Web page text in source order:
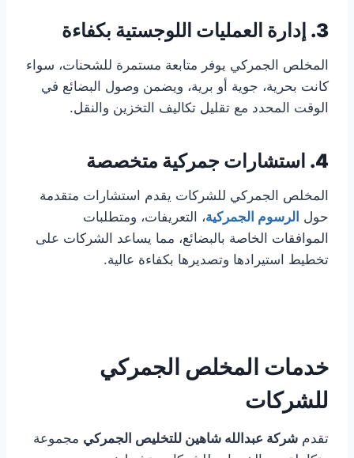
3. إدارة العمليات اللوجستية بكفاءة
المخلص الجمركي يوفر متابعة مستمرة للشحنات، سواء
كانت بحرية، جوية أو برية، ويضمن وصول البضائع في
الوقت المحدد مع تقليل تكاليف التخزين والنقل.
4. استشارات جمركية متخصصة
المخلص الجمركي للشركات يقدم استشارات متقدمة
حول الرسوم الجمركية، التعريفات، ومتطلبات
الموافقات الخاصة بالبضائع، مما يساعد الشركات على
تخطيط استيرادها وتصديرها بكفاءة عالية.
خدمات المخلص الجمركي
للشركات
تقدم شركة عبدالله شاهين للتخليص الجمركي مجموعة